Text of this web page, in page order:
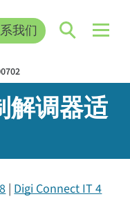
我们
解调器适
Digi Connect IT 4